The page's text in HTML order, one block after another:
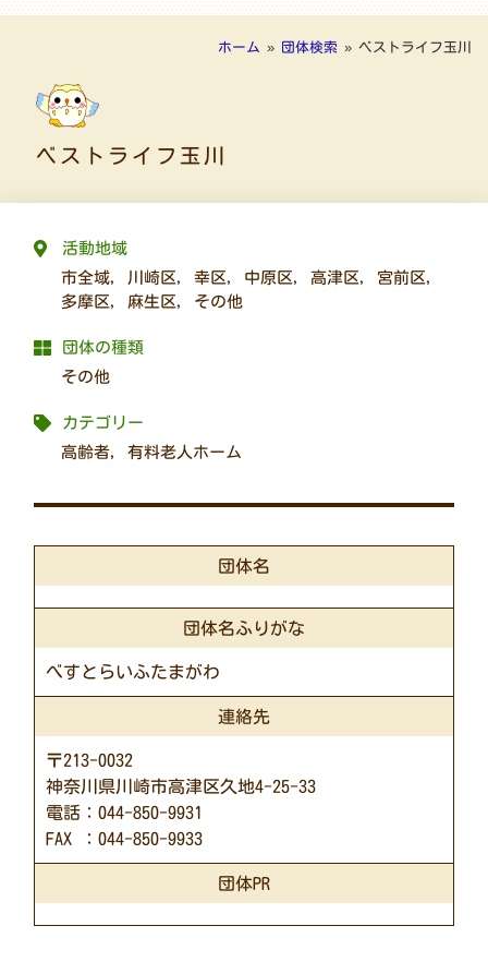
ホーム » 団体検索 » ベストライフ玉川
ベストライフ玉川
活動地域
市全域, 川崎区,幸区, 中原区,高津区, 宮前区,
多摩区, 麻生区, その他
団体の種類
その他
カテゴリー
高齢者,有料老人ホーム
団体名
団体名ふりがな
べすとらいふたまがわ
連絡先
〒213-0032
神奈川県川崎市高津区久地4-25-33
電話：044-850-9931
FAX ：044-850-9933
団体PR